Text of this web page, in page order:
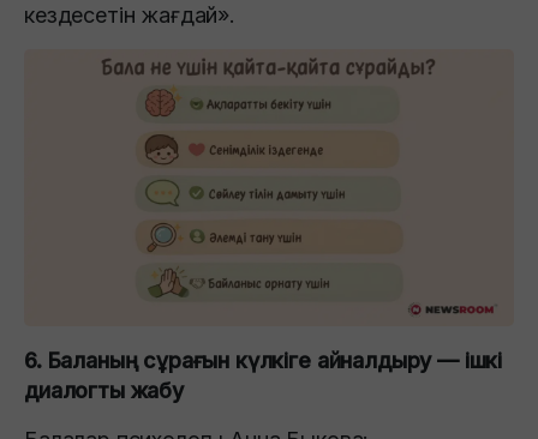
кездесетін жағдай».
6. Баланың сұрағын күлкіге айналдыру — ішкі
диалогты жабу